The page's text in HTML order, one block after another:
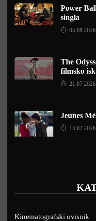
Power
singla
05.08.2026.
The
filmsko
21.07.2026.
Jeunes
15.07.2026.
Kinematografski ovisnik